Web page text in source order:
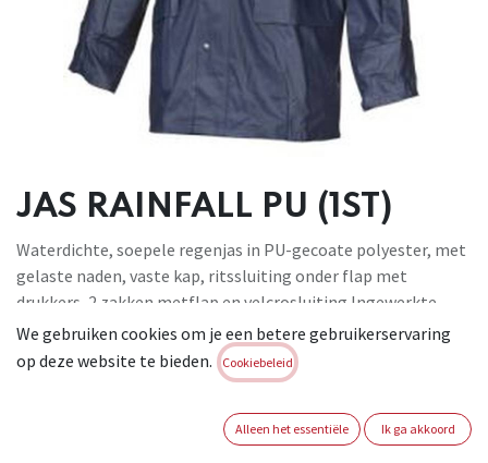
JAS RAINFALL PU (1ST)
Waterdichte, soepele regenjas in PU-gecoate polyester, met
gelaste naden, vaste kap, ritssluiting onder flap met
drukkers, 2 zakken metflap en velcrosluiting.Ingewerkte
windvang in de mouwen. Geschikt voor: alle buitenwerk in de
regen, bouwnijverheid, gemeentediensten, agro- en
voedingsindustrie, enz. Kleur: Groen, blauw. Maten: M-XXL.
We gebruiken cookies om je een betere gebruikerservaring
op deze website te bieden.
Cookiebeleid
Alleen het essentiële Ik ga akkoord